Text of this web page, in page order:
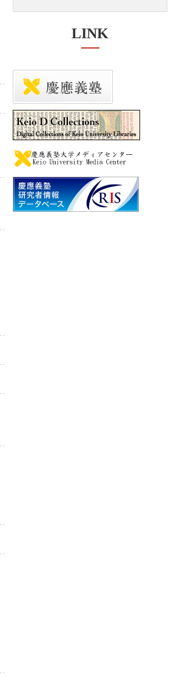
LINK